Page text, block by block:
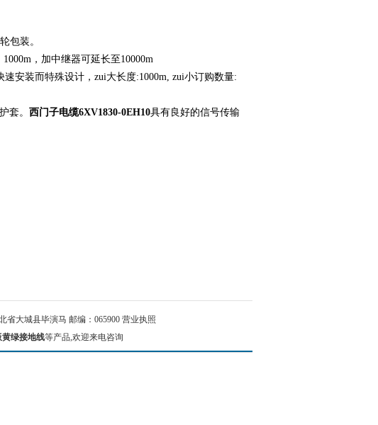
包装。
，加中继器可延长至10000m
安装而特殊设计，zui大长度:1000m, zui小订购数量:
套。 西门子电缆6XV1830-0EH10具有良好的信号传输
省大城县毕演马 邮编：065900 营业执照
黄绿接地线等产品,欢迎来电咨询